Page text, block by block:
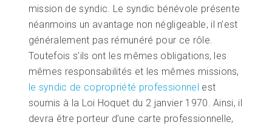
mission de syndic. Le syndic bénévole présente
néanmoins un avantage non négligeable, il n’est
généralement pas rémunéré pour ce rôle.
Toutefois s’ils ont les mêmes obligations, les
mêmes responsabilités et les mêmes missions,
le syndic de copropriété professionnel est
soumis à la Loi Hoquet du 2 janvier 1970. Ainsi, il
devra être porteur d’une carte professionnelle,